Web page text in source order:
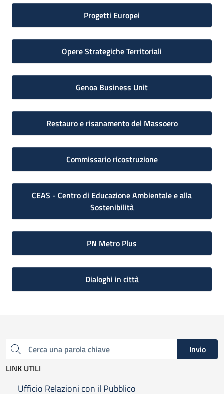
Progetti Europei
Opere Strategiche Territoriali
Genoa Business Unit
Restauro e risanamento del Massoero
Commissario ricostruzione
CEAS - Centro di Educazione Ambientale e alla
Sostenibilità
PN Metro Plus
Dialoghi in città
Cerca una parola chiave
Invio
LINK UTILI
Ufficio Relazioni con il Pubblico